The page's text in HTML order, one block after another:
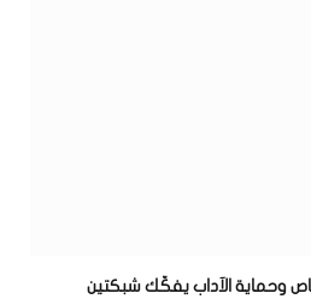
وحماية الآداب يفكّك شبكتين